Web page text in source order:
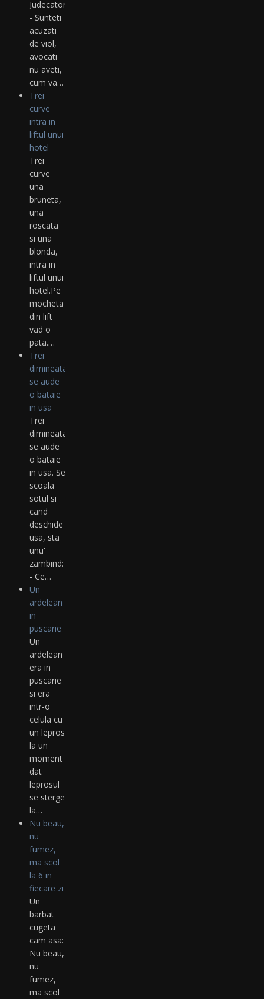
Judecatorul:
- Sunteti
acuzati
de viol,
avocati
nu aveti,
cum va…
Trei
curve
intra in
liftul unui
hotel
Trei
curve
una
bruneta,
una
roscata
si una
blonda,
intra in
liftul unui
hotel.Pe
mocheta
din lift
vad o
pata.…
Trei
dimineata
se aude
o bataie
in usa
Trei
dimineata
se aude
o bataie
in usa. Se
scoala
sotul si
cand
deschide
usa, sta
unu'
zambind:
- Ce…
Un
ardelean
in
puscarie
Un
ardelean
era in
puscarie
si era
intr-o
celula cu
un lepros
la un
moment
dat
leprosul
se sterge
la…
Nu beau,
nu
fumez,
ma scol
la 6 in
fiecare zi
Un
barbat
cugeta
cam asa:
Nu beau,
nu
fumez,
ma scol